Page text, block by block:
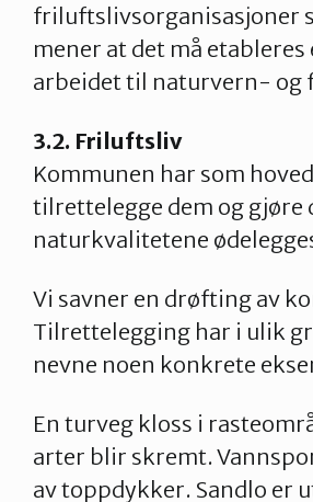
friluftslivsorganisasjoner
mener at det må
arbeidet til naturvern- og
3.2. Friluftsliv
Kommunen har som
tilrettelegge dem og
naturkvalitetene
Vi savner en drøfting av
Tilrettelegging har i ulik
nevne noen konkrete
En turveg kloss i
arter blir skremt.
av toppdykker. Sandlo er